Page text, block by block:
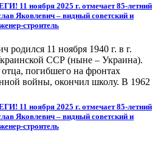
ноября 2025 г. отмечает 85-летний
Яковлевич – видный советский и
строитель
родился 11 ноября 1940 г. в г.
ССР (ныне – Украина).
погибшего на фронтах
войны, окончил школу. В 1962
ноября 2025 г. отмечает 85-летний
Яковлевич – видный советский и
строитель